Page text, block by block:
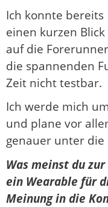
Ich konnte bereits
einen kurzen Blick
auf die
die spannenden
Zeit nicht testbar.
Ich werde mich
und plane vor
genauer unter die
Was meinst du
ein Wearable für
Meinung in die